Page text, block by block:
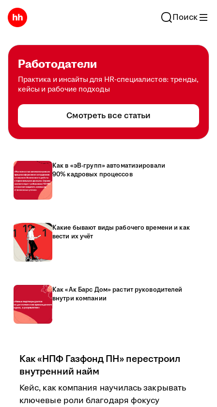
Поиск
Работодатели
Практика и инсайты для HR-специалистов: тренды,
кейсы и рабочие подходы
Смотреть все статьи
Как в «эВ-групп» автоматизировали
90% кадровых процессов
Какие бывают виды рабочего времени и как
вести их учёт
Как «Ак Барс Дом» растит руководителей
внутри компании
Как «НПФ Газфонд ПН» перестроил
внутренний найм
Кейс, как компания научилась закрывать
ключевые роли благодаря фокусу